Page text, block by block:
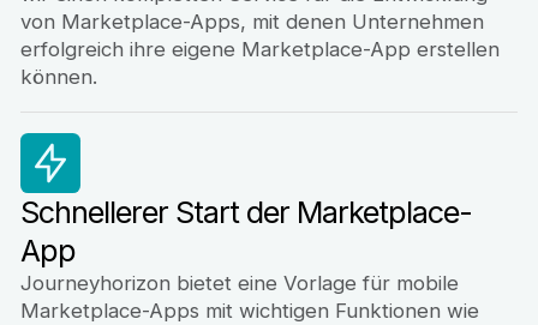
von Marketplace-Apps, mit denen Unternehmen
erfolgreich ihre eigene Marketplace-App erstellen
können.
Schnellerer Start der Marketplace-
App
Journeyhorizon bietet eine Vorlage für mobile
Marketplace-Apps mit wichtigen Funktionen wie